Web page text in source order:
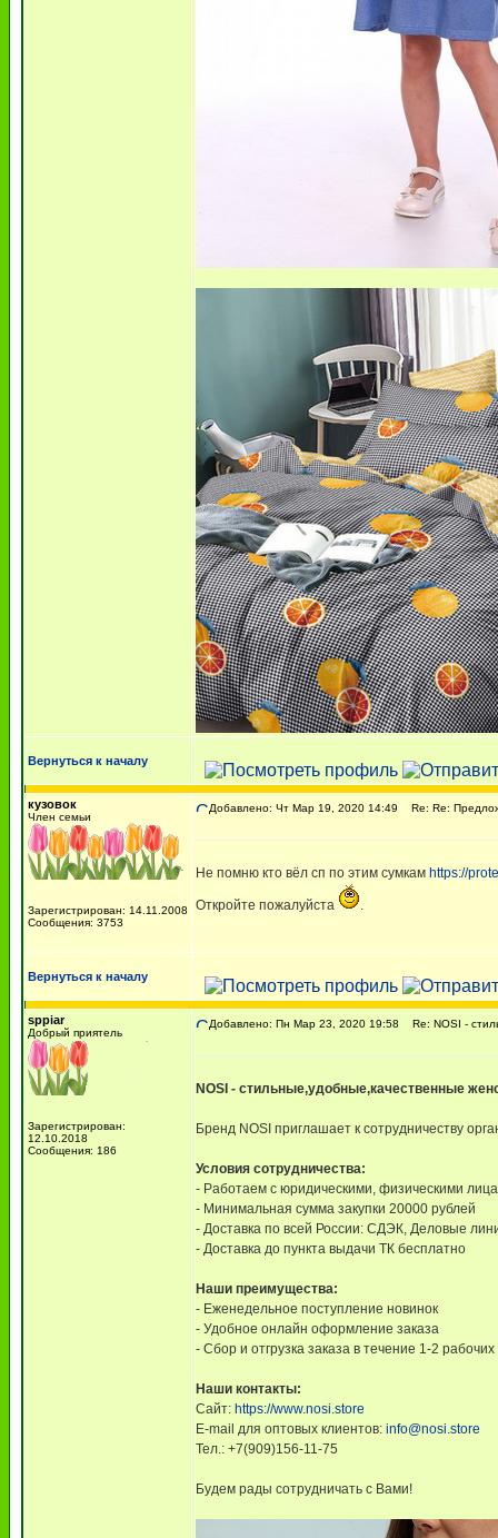
Вернуться к началу
кузовок
Член семьи
Зарегистрирован: 14.11.2008
Сообщения: 3753
Добавлено: Чт Мар 19, 2020 14:49 Re: Re:
Не помню кто вёл сп по этим сумкам https://
Откройте пожалуйста .
Вернуться к началу
sppiar
Добрый приятель
Зарегистрирован:
12.10.2018
Сообщения: 186
Добавлено: Пн Мар 23, 2020 19:58 Re: NOSI -
NOSI - стильные,удобные,качественные
Бренд NOSI приглашает к сотрудничеству
Условия сотрудничества:
- Работаем с юридическими, физическими
- Минимальная сумма закупки 20000 рублей
- Доставка по всей России: СДЭК, Деловые
- Доставка до пункта выдачи ТК бесплатно
Наши преимущества:
- Еженедельное поступление новинок
- Удобное онлайн оформление заказа
- Сбор и отгрузка заказа в течение 1-2
Наши контакты:
Сайт: https://www.nosi.store
E-mail для оптовых клиентов: info@nosi.store
Тел.: +7(909)156-11-75
Будем рады сотрудничать с Вами!